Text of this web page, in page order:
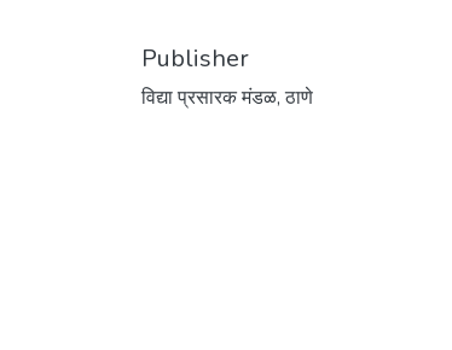
Publisher
विद्या प्रसारक मंडळ, ठाणे